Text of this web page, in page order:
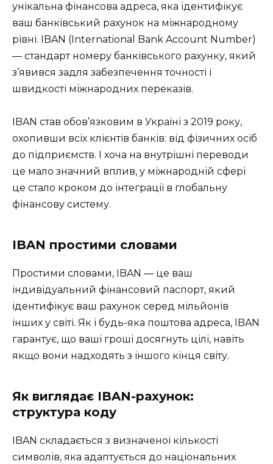
унікальна фінансова адреса, яка ідентифікує
ваш банківський рахунок на міжнародному
рівні. IBAN (International Bank Account Number)
— стандарт номеру банківського рахунку, який
з’явився задля забезпечення точності і
швидкості міжнародних переказів.
IBAN став обов’язковим в Україні з 2019 року,
охопивши всіх клієнтів банків: від фізичних осіб
до підприємств. І хоча на внутрішні переводи
це мало значний вплив, у міжнародній сфері
це стало кроком до інтеграції в глобальну
фінансову систему.
IBAN простими словами
Простими словами, IBAN — це ваш
індивідуальний фінансовий паспорт, який
ідентифікує ваш рахунок серед мільйонів
інших у світі. Як і будь-яка поштова адреса, IBAN
гарантує, що ваші гроші досягнуть цілі, навіть
якщо вони надходять з іншого кінця світу.
Як виглядає IBAN-рахунок:
структура коду
IBAN складається з визначеної кількості
символів, яка адаптується до національних